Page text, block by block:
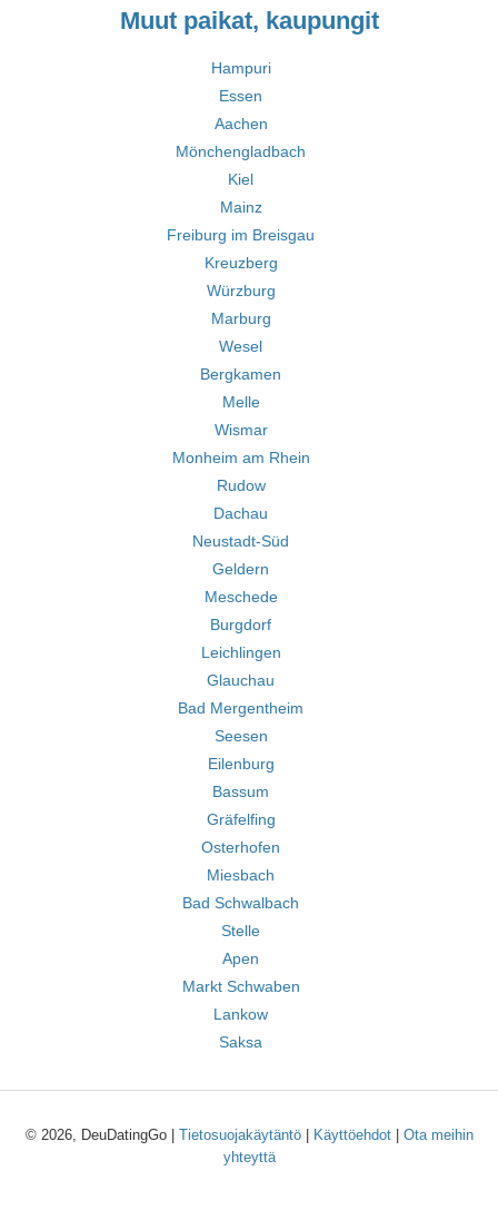
Muut paikat, kaupungit
Hampuri
Essen
Aachen
Mönchengladbach
Kiel
Mainz
Freiburg im Breisgau
Kreuzberg
Würzburg
Marburg
Wesel
Bergkamen
Melle
Wismar
Monheim am Rhein
Rudow
Dachau
Neustadt-Süd
Geldern
Meschede
Burgdorf
Leichlingen
Glauchau
Bad Mergentheim
Seesen
Eilenburg
Bassum
Gräfelfing
Osterhofen
Miesbach
Bad Schwalbach
Stelle
Apen
Markt Schwaben
Lankow
Saksa
© 2026, DeuDatingGo | Tietosuojakäytäntö| Käyttöehdot| Ota meihin
yhteyttä